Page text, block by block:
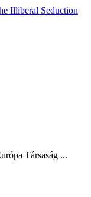
Illiberal Seduction
Társaság ...